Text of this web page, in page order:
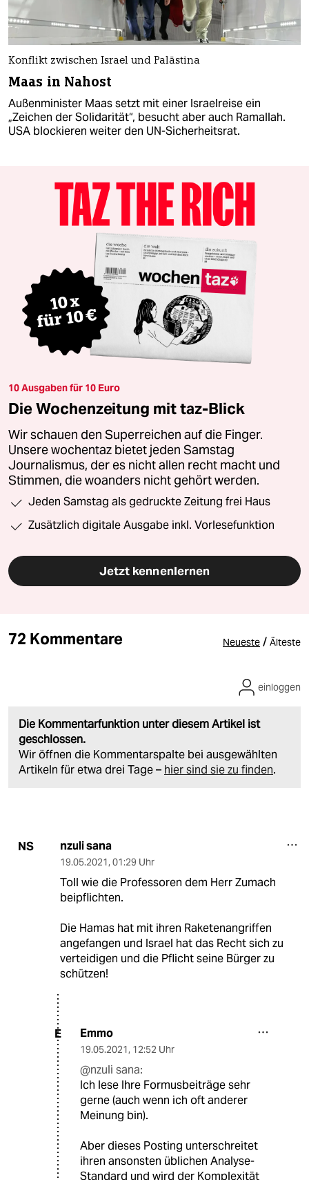
Konflikt zwischen Israel und Palästina
Maas in Nahost
Außenminister Maas setzt mit einer Israelreise ein
„Zeichen der Solidarität“, besucht aber auch Ramallah.
USA blockieren weiter den UN-Sicherheitsrat. ​
10 Ausgaben für 10 Euro
Die Wochenzeitung mit taz-Blick
Wir schauen den Superreichen auf die Finger.
Unsere wochentaz bietet jeden Samstag
Journalismus, der es nicht allen recht macht und
Stimmen, die woanders nicht gehört werden.
Jeden Samstag als gedruckte Zeitung frei Haus
Zusätzlich digitale Ausgabe inkl. Vorlesefunktion
Jetzt kennenlernen
72 Kommentare Neueste / Älteste
Die Kommentarfunktion unter diesem Artikel ist
geschlossen.
Wir öffnen die Kommentarspalte bei ausgewählten
Artikeln für etwa drei Tage – hier sind sie zu finden.
einloggen
NS nzuli sana
19.05.2021, 01:29 Uhr
Toll wie die Professoren dem Herr Zumach
beipflichten.
Die Hamas hat mit ihren Raketenangriffen
angefangen und Israel hat das Recht sich zu
verteidigen und die Pflicht seine Bürger zu
schützen!
E Emmo
19.05.2021, 12:52 Uhr
@nzuli sana:
Ich lese Ihre Formusbeiträge sehr
gerne (auch wenn ich oft anderer
Meinung bin).
Aber dieses Posting unterschreitet
ihren ansonsten üblichen Analyse-
Standard und wird der Komplexität